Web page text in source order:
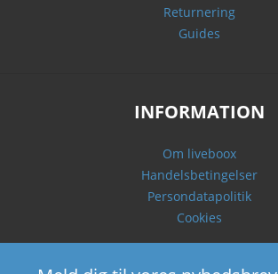
Returnering
Guides
INFORMATION
Om liveboox
Handelsbetingelser
Persondatapolitik
Cookies